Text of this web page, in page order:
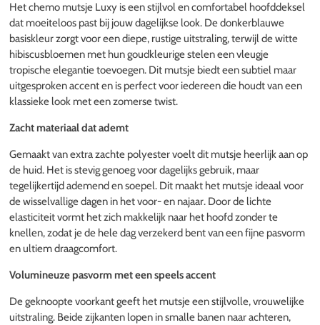
Het chemo mutsje Luxy is een stijlvol en comfortabel hoofddeksel
dat moeiteloos past bij jouw dagelijkse look. De donkerblauwe
basiskleur zorgt voor een diepe, rustige uitstraling, terwijl de witte
hibiscusbloemen met hun goudkleurige stelen een vleugje
tropische elegantie toevoegen. Dit mutsje biedt een subtiel maar
uitgesproken accent en is perfect voor iedereen die houdt van een
klassieke look met een zomerse twist.
Zacht materiaal dat ademt
Gemaakt van extra zachte polyester voelt dit mutsje heerlijk aan op
de huid. Het is stevig genoeg voor dagelijks gebruik, maar
tegelijkertijd ademend en soepel. Dit maakt het mutsje ideaal voor
de wisselvallige dagen in het voor- en najaar. Door de lichte
elasticiteit vormt het zich makkelijk naar het hoofd zonder te
knellen, zodat je de hele dag verzekerd bent van een fijne pasvorm
en ultiem draagcomfort.
Volumineuze pasvorm met een speels accent
De geknoopte voorkant geeft het mutsje een stijlvolle, vrouwelijke
uitstraling. Beide zijkanten lopen in smalle banen naar achteren,